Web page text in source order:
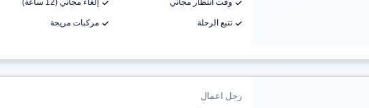
وقت انتظار مجاني إلغاء مجاني (12 ساعة)
تتبع الرحلة مركبات مريحة
رجل اعمال